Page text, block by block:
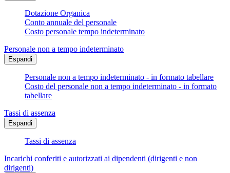
Dotazione Organica
Conto annuale del personale
Costo personale tempo indeterminato
Personale non a tempo indeterminato
Espandi
Personale non a tempo indeterminato - in formato tabellare
Costo del personale non a tempo indeterminato - in formato
tabellare
Tassi di assenza
Espandi
Tassi di assenza
Incarichi conferiti e autorizzati ai dipendenti (dirigenti e non
dirigenti)